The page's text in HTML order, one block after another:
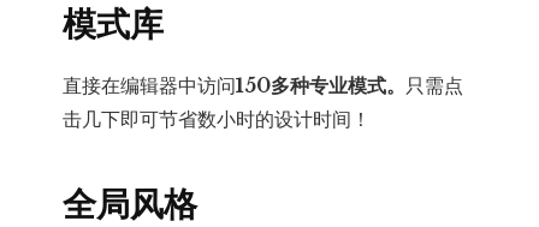
模式库
直接在编辑器中访问150多种专业模式。
只需点
击几下即可节省数小时的设计时间！
全局风格